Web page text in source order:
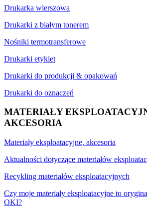
Drukarka wierszowa
Drukarki z białym tonerem
Nośniki termotransferowe
Drukarki etykiet
Drukarki do produkcji & opakowań
Drukarki do oznaczeń
MATERIAŁY
AKCESORIA
Materiały eksploatacyjne, akcesoria
Aktualności dotyczące materiałów
Recykling materiałów eksploatacyjnych
Czy moje materiały eksploatacyjne to
OKI?